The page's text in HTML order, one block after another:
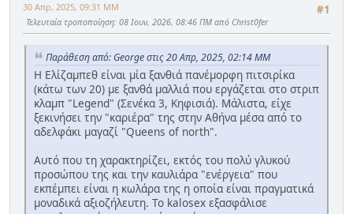
#1
30 Απρ, 2025, 09:31 ΜΜ
Τελευταία τροποποίηση: 08 Ιουν, 2026, 08:46 ΠΜ από Christ0fer
Παράθεση από: George στις 20 Απρ, 2025, 02:14 ΜΜ
Η Ελίζαμπεθ είναι μία ξανθιά πανέμορφη πιτσιρίκα
(κάτω των 20) με ξανθά μαλλιά που εργάζεται στο στριπ
κλαμπ "Legend" (Σενέκα 3, Κηφισιά). Μάλιστα, είχε
ξεκινήσει την "καριέρα" της στην Αθήνα μέσα από το
αδελφάκι μαγαζί "Queens of north".
Αυτό που τη χαρακτηρίζει, εκτός του πολύ γλυκού
προσώπου της και την καυλιάρα "ενέργεια" που
εκπέμπει είναι η κωλάρα της η οποία είναι πραγματικά
μοναδικά αξιοζήλευτη. Το kalosex εξασφάλισε